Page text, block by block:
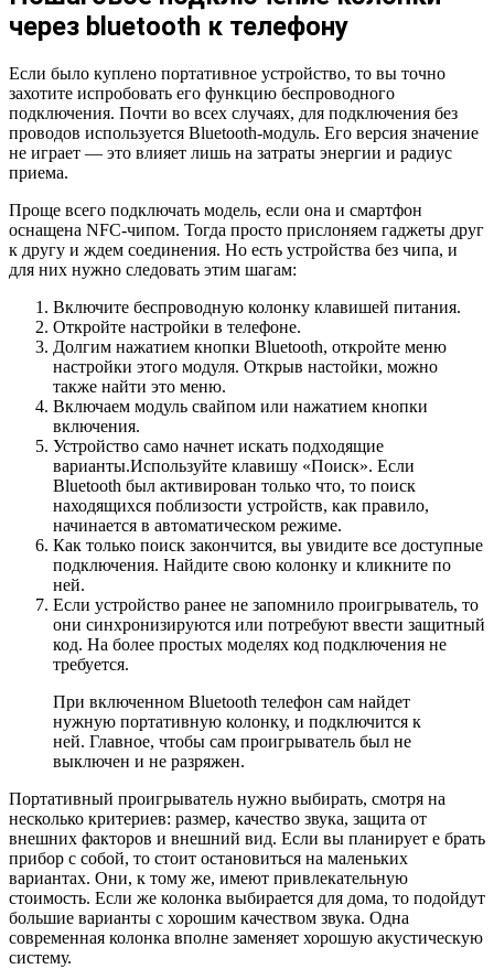
через bluetooth к телефону
Если было куплено портативное устройство, то вы точно
захотите испробовать его функцию беспроводного
подключения. Почти во всех случаях, для подключения без
проводов используется Bluetooth-модуль. Его версия значение
не играет — это влияет лишь на затраты энергии и радиус
приема.
Проще всего подключать модель, если она и смартфон
оснащена NFC-чипом. Тогда просто прислоняем гаджеты друг
к другу и ждем соединения. Но есть устройства без чипа, и
для них нужно следовать этим шагам:
Включите беспроводную колонку клавишей питания.
Откройте настройки в телефоне.
Долгим нажатием кнопки Bluetooth, откройте меню
настройки этого модуля. Открыв настойки, можно
также найти это меню.
Включаем модуль свайпом или нажатием кнопки
включения.
Устройство само начнет искать подходящие
варианты.Используйте клавишу «Поиск». Если
Bluetooth был активирован только что, то поиск
находящихся поблизости устройств, как правило,
начинается в автоматическом режиме.
Как только поиск закончится, вы увидите все доступные
подключения. Найдите свою колонку и кликните по
ней.
Если устройство ранее не запомнило проигрыватель, то
они синхронизируются или потребуют ввести защитный
код. На более простых моделях код подключения не
требуется.
При включенном Bluetooth телефон сам найдет
нужную портативную колонку, и подключится к
ней. Главное, чтобы сам проигрыватель был не
выключен и не разряжен.
Портативный проигрыватель нужно выбирать, смотря на
несколько критериев: размер, качество звука, защита от
внешних факторов и внешний вид. Если вы планирует е брать
прибор с собой, то стоит остановиться на маленьких
вариантах. Они, к тому же, имеют привлекательную
стоимость. Если же колонка выбирается для дома, то подойдут
большие варианты с хорошим качеством звука. Одна
современная колонка вполне заменяет хорошую акустическую
систему.